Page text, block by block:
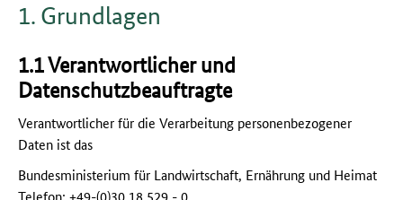
1. Grundlagen
1.1 Verantwortlicher und
Datenschutzbeauftragte
Verantwortlicher für die Verarbeitung personenbezogener
Daten ist das
Bundesministerium für Landwirtschaft, Ernährung und Heimat
Telefon: +49-(0)30 18 529 - 0